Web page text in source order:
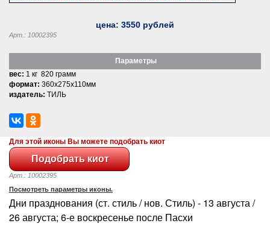
цена: 3550 рублей
Арт.: 10002395
Параметры
вес: 1 кг 820 грамм
формат: 360x275x110мм
издатель: ТИЛЬ
Для этой иконы Вы можете подобрать киот
Арт.: 10002395
Посмотреть параметры иконы.
Дни празднования (ст. стиль / нов. Стиль) - 13 августа /
26 августа; 6-е воскресенье после Пасхи